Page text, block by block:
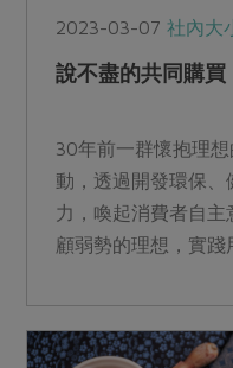
2023-03-07社內大
說不盡的共同購買
30年前一群懷抱理
動，透過開發環保
力，喚起消費者自主
顧弱勢的理想，實
川的分享，一起走